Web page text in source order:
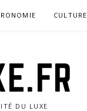
CULTURE
DU LUXE